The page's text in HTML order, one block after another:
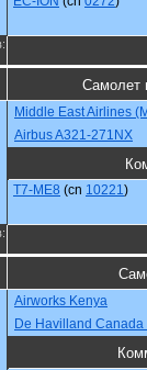
Самолет
Middle East Airlines
Airbus A321-271NX
T7-ME8 (cn 10221)
Airworks Kenya
De Havilland